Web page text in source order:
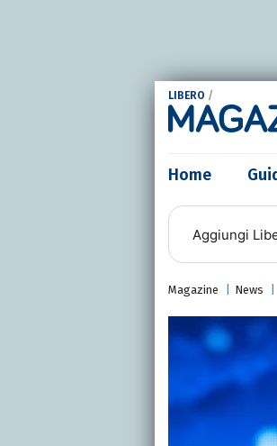
LIBERO /
Home
Aggiungi
Magazine News